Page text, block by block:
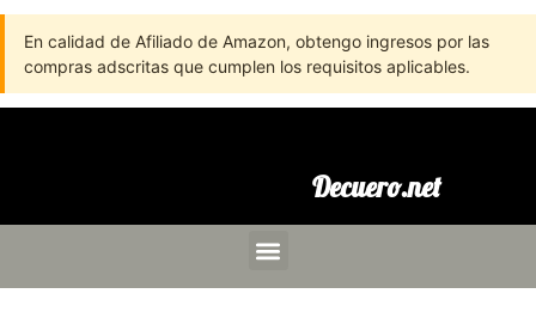
En calidad de Afiliado de Amazon, obtengo ingresos por las
compras adscritas que cumplen los requisitos aplicables.
Decuero.net